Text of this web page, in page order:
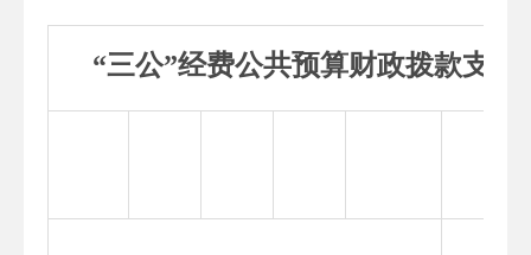
“三公”经费公共预算财政拨款支出